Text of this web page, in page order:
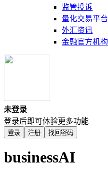
监管投诉
量化交易平台
外汇资讯
金融官方机构
未登录
登录后即可体验更多功能
登录 注册 找回密码
businessAI